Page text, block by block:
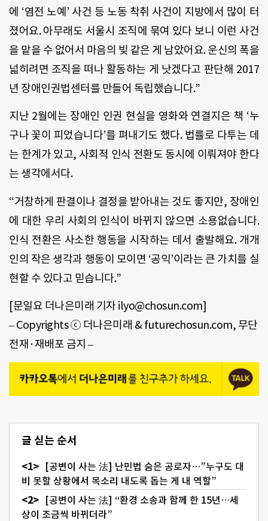
에 ‘염전 노예’ 사건 등 노동 착취 사건이 지방에서 많이 터
졌어요. 아무래도 서울시 조직에 묶여 있다 보니 이런 사건
을 맡을 수 없어서 마음의 빚 같은 게 남았어요. 운신의 폭을
넓히려면 조직을 떠나 활동하는 게 낫겠다고 판단해 2017
년 장애인권법센터를 만들어 독립했습니다.”
지난 2월에는 장애인 인권 현실을 영화와 연결지은 책 ‘누
구나 꽃이 피었습니다’를 펴내기도 했다. 법률로 다투는 데
는 한계가 있고, 사회적 인식 전환도 동시에 이뤄져야 한다
는 생각에서다.
“거창하게 판결이나 결정을 받아내는 것도 좋지만, 장애인
에 대한 우리 사회의 인식이 바뀌지 않으면 소용없습니다.
인식 전환은 사소한 행동을 시작하는 데서 출발해요. 개개
인의 작은 생각과 행동이 모이면 ‘공익’이라는 큰 가치를 실
현할 수 있다고 믿습니다.”
[문일요 더나은미래 기자 ilyo@chosun.com]
– Copyrights ⓒ 더나은미래 & futurechosun.com, 무단
전재·재배포 금지 –
글 싣는 순서
[공변이 사는 法] 난민법 숨은 공로자…”누구도 대
비 못할 상황에서 목소리 내도록 돕는 게 내 역할”
[공변이 사는 法] “환경 소송과 함께 한 15년…세
상이 조금씩 바뀌더라”